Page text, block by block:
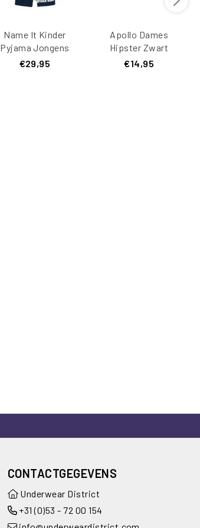
Name It Kinder
Pyjama Jongens
Kort Blauw
€29,95
Apollo Dames
Hipster Zwart
Bamboe 2-pack
€14,95
CONTACTGEGEVENS
Underwear District
+31 (0)53 - 72 00 154